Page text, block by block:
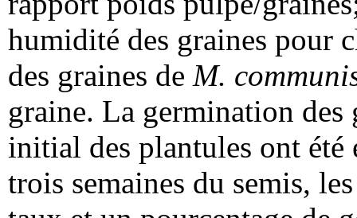
humidité des graines pour
des graines de M.
graine. La germination des
initial des plantules ont été
trois semaines du semis,